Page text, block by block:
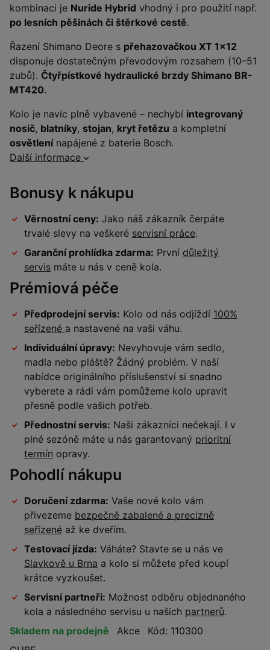
kombinaci je Nuride Hybrid vhodný i pro použití např.
po lesních pěšinách či štěrkové cestě.
Řazení Shimano Deore s přehazovačkou XT 1x12
disponuje dostatečným převodovým rozsahem (10–51
zubů). Čtyřpístkové hydraulické brzdy Shimano BR-
MT420.
Kolo je navíc plně vybavené – nechybí integrovaný
nosič, blatníky, stojan, kryt řetězu a kompletní
osvětlenínapájené z baterie Bosch.
Další informace
Bonusy k nákupu
Věrnostní ceny: Jako náš zákazník čerpáte
trvalé slevy na veškeré servisní práce.
Garanční prohlídka zdarma: První důležitý
servis máte u nás v ceně kola.
Prémiová péče
Předprodejní servis: Kolo od nás odjíždí 100%
seřízené a nastavené na vaši váhu.
Individuální úpravy: Nevyhovuje vám sedlo,
madla nebo pláště? Žádný problém. V naší
nabídce originálního příslušenství si snadno
vyberete a rádi vám pomůžeme kolo upravit
přesně podle vašich potřeb.
Přednostní servis: Naši zákazníci nečekají. I v
plné sezóně máte u nás garantovaný prioritní
termín opravy.
Pohodlí nákupu
Doručení zdarma: Vaše nové kolo vám
přivezeme bezpečně zabalené a precizně
seřízené až ke dveřím.
Testovací jízda: Váháte? Stavte se u nás ve
Slavkově u Brna a kolo si můžete před koupí
krátce vyzkoušet.
Servisní partneři: Možnost odběru objednaného
kola a následného servisu u našich partnerů.
Skladem na prodejně
Akce
Kód: 110300